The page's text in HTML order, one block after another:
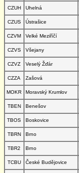
CZUH
Uhelná
CZUS
Ústrašice
CZVM
Velké Meziříčí
CZVS
Všejany
CZVZ
Veselý Žďár
CZZA
Zašová
MOKR
Moravský Krumlov
TBEN
Benešov
TBOS
Boskovice
TBRN
Brno
TBR2
Brno
TCBU
České Budějovice